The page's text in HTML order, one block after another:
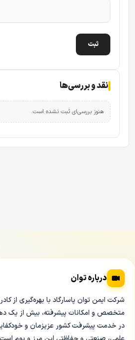
نقد و بررسی‌ها
هنوز بررسی‌ای ثبت نشده است.
درباره توان
شرکت ایمن توان پاسارگاد با بهره‌گیری از
متخصص و امکانات پیشرفته، بیش از یک
در خدمت پیشرفت کشور عزیزمان و